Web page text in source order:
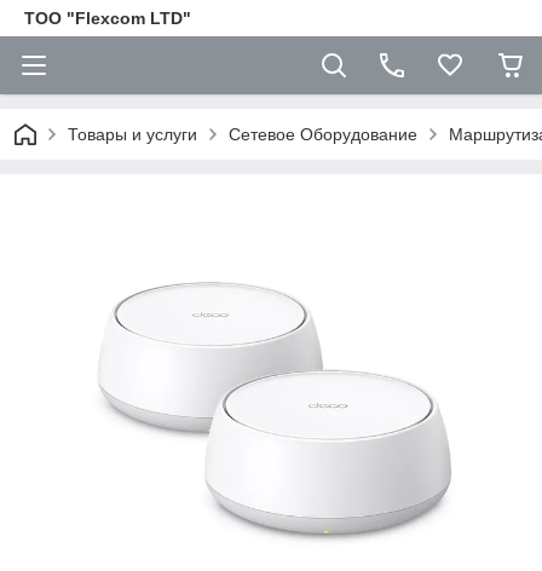
ТОО "Flexcom LTD"
Товары и услуги Сетевое Оборудование